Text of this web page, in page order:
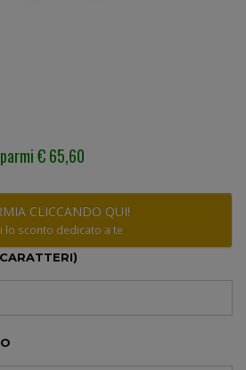
€ 65,60
CLICCANDO QUI!
lo sconto dedicato a te